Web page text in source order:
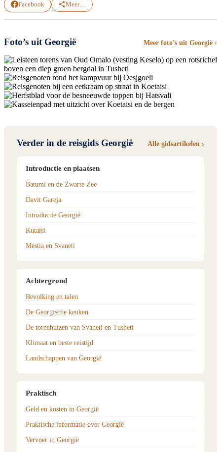
Facebook Meer…
Foto’s uit Georgië Meer foto’s uit Georgië ›
Verder in de reisgids Georgië Alle gidsartikelen ›
Introductie en plaatsen
Batumi en de Zwarte Zee
Davit Gareja
Introductie Georgië
Kutaisi
Mestia en Svaneti
Achtergrond
Bevolking en talen
De Georgische keuken
De torenhuizen van Svaneti en Tusheti
Klimaat en beste reistijd
Landschappen van Georgië
Praktisch
Geld en kosten in Georgië
Praktische informatie over Georgië
Vervoer in Georgië